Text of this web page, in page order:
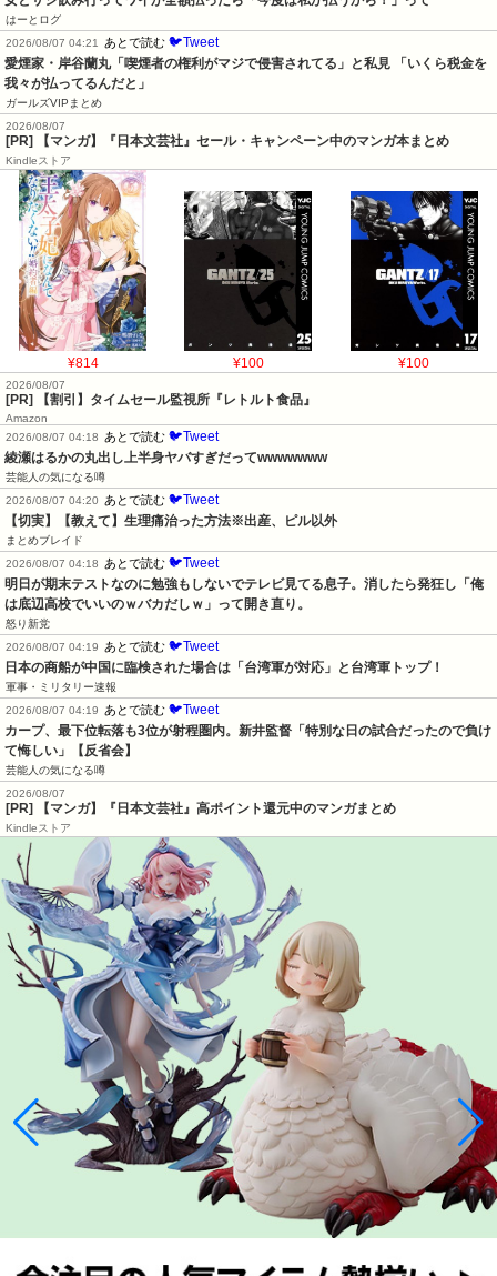
はーとログ
2026/08/07 04:21
あとで読む 🐦Tweet
愛煙家・岸谷蘭丸「喫煙者の権利がマジで侵害されてる」と私見 「いくら税金を
我々が払ってるんだと」
ガールズVIPまとめ
2026/08/07
[PR] 【マンガ】『日本文芸社』セール・キャンペーン中のマンガ本まとめ
Kindleストア
¥814 ¥100 ¥100
2026/08/07
[PR] 【割引】タイムセール監視所『レトルト食品』
Amazon
2026/08/07 04:18
あとで読む 🐦Tweet
綾瀬はるかの丸出し上半身ヤバすぎだってwwwwwww
芸能人の気になる噂
2026/08/07 04:20
あとで読む 🐦Tweet
【切実】【教えて】生理痛治った方法※出産、ピル以外
まとめブレイド
2026/08/07 04:18
あとで読む 🐦Tweet
明日が期末テストなのに勉強もしないでテレビ見てる息子。消したら発狂し「俺
は底辺高校でいいのｗバカだしｗ」って開き直り。
怒り新党
2026/08/07 04:19
あとで読む 🐦Tweet
日本の商船が中国に臨検された場合は「台湾軍が対応」と台湾軍トップ！
軍事・ミリタリー速報
2026/08/07 04:19
あとで読む 🐦Tweet
カープ、最下位転落も3位が射程圏内。新井監督「特別な日の試合だったので負け
て悔しい」【反省会】
芸能人の気になる噂
2026/08/07
[PR] 【マンガ】『日本文芸社』高ポイント還元中のマンガまとめ
Kindleストア